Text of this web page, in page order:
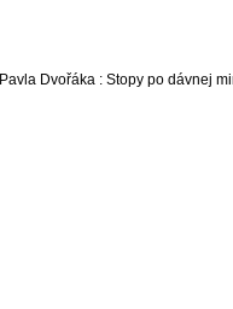
Dvořáka : Stopy po dávnej